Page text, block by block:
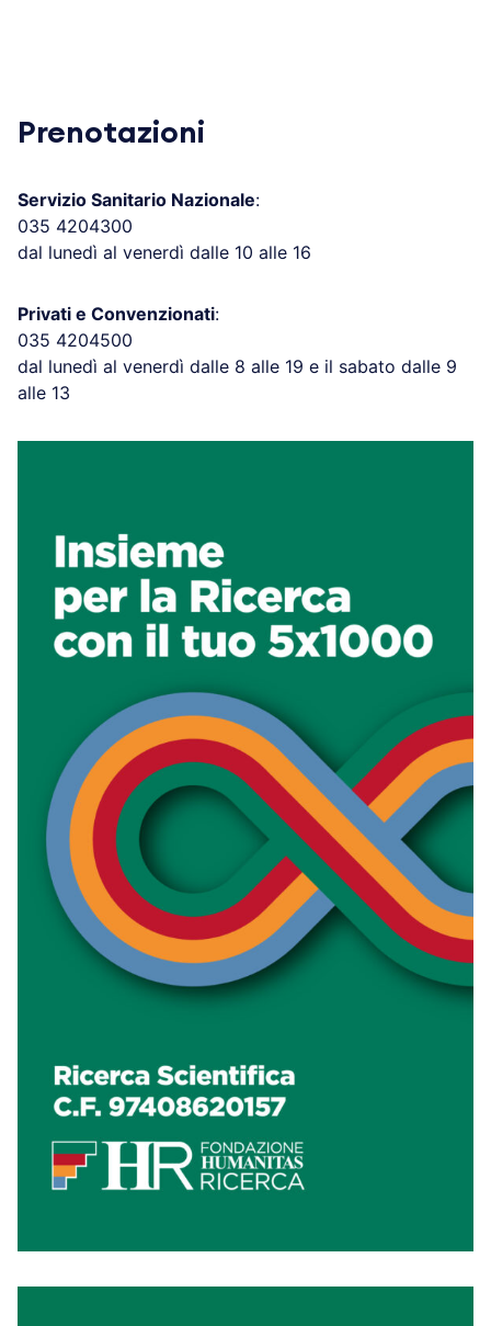
Prenotazioni
Servizio Sanitario Nazionale:
035 4204300
dal lunedì al venerdì dalle 10 alle 16
Privati e Convenzionati:
035 4204500
dal lunedì al venerdì dalle 8 alle 19 e il sabato dalle 9
alle 13